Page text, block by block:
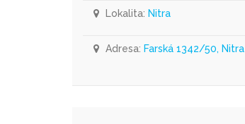
Lokalita: Nitra
Adresa: Farská 1342/50, Nitra